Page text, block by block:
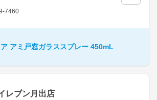
7460
アミ戸窓ガラススプレー 450mL
レブン月出店